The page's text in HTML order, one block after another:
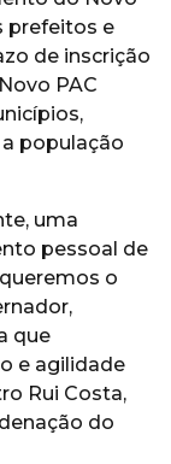
prefeitos e
de inscrição
PAC
população
uma
pessoal de
o
que
e agilidade
Rui Costa,
do